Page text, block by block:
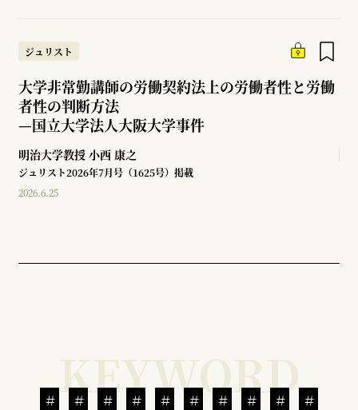
ジュリスト
大学非常勤講師の労働契約法上の労働者性と労働
者性の判断方法
—国立大学法人大阪大学事件
明治大学教授 小西 康之
ジュリスト2026年7月号（1625号）掲載
2026.6.25